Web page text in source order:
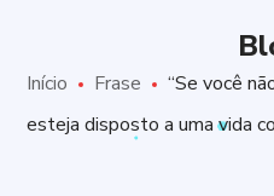
Início Frase
“Se você
esteja disposto a uma vida